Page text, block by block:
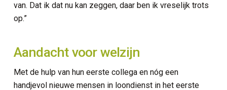
van. Dat ik dat nu kan zeggen, daar ben ik vreselijk trots
op.”
Aandacht voor welzijn
Met de hulp van hun eerste collega en nóg een
handjevol nieuwe mensen in loondienst in het eerste